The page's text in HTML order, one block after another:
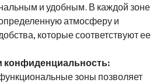
и удобным. В каждой зоне
атмосферу и
которые соответствуют ее
конфиденциальность:
зоны позволяет